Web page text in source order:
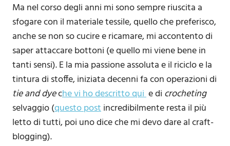
Ma nel corso degli anni mi sono sempre riuscita a
sfogare con il materiale tessile, quello che preferisco,
anche se non so cucire e ricamare, mi accontento di
saper attaccare bottoni (e quello mi viene bene in
tanti sensi). E la mia passione assoluta e il riciclo e la
tintura di stoffe, iniziata decenni fa con operazioni di
tie and dyeche vi ho descritto quie di crocheting
selvaggio (questo postincredibilmente resta il più
letto di tutti, poi uno dice che mi devo dare al craft-
blogging).